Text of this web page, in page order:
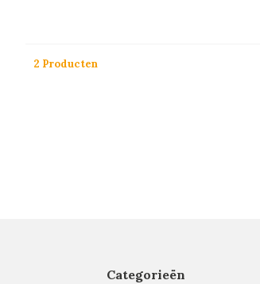
2 Producten
Categorieën